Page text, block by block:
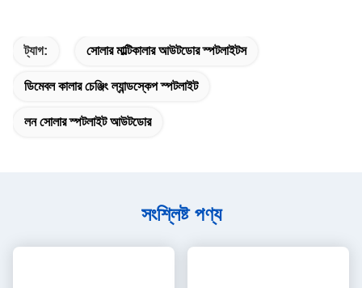
ট্যাগ: সোলার মাল্টিকালার আউটডোর স্পটলাইটস
ডিমেবল কালার চেঞ্জিং ল্যান্ডস্কেপ স্পটলাইট
লন সোলার স্পটলাইট আউটডোর
সংশ্লিষ্ট পণ্য